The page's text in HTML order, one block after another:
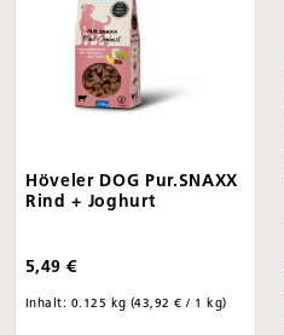
Höveler DOG Pur.SNAXX
Rind + Joghurt
5,49 €
Inhalt: 0.125 kg (43,92 € / 1 kg)